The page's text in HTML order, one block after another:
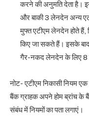
करने की अनुमति देता है।
और बाकी 3 लेनदेन अन्य
मुफ्त एटीएम लेनदेन होते
किए जा सकते हैं। इसके
गैर-नकद लेनदेन के लिए 8
नोट- एटीएम निकासी नियम
बैंक ग्राहक अपने होम ब्रांच
संबंध में नियमों का पता लगाएं।